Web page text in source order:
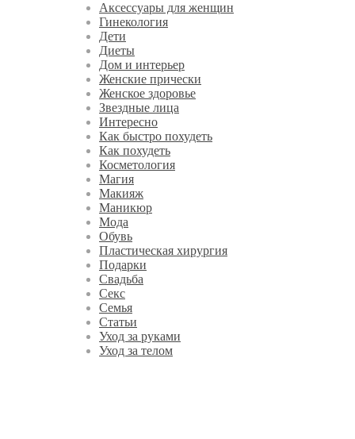
Аксессуары для женщин
Гинекология
Дети
Диеты
Дом и интерьер
Женские прически
Женское здоровье
Звездные лица
Интересно
Как быстро похудеть
Как похудеть
Косметология
Магия
Макияж
Маникюр
Мода
Обувь
Пластическая хирургия
Подарки
Свадьба
Секс
Семья
Статьи
Уход за руками
Уход за телом